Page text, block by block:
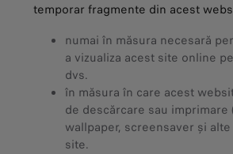
temporar fragmente din acest
numai în măsura necesară
a vizualiza acest site online
dvs.
în măsura în care acest
de descărcare sau imprimare
wallpaper, screensaver și
site.